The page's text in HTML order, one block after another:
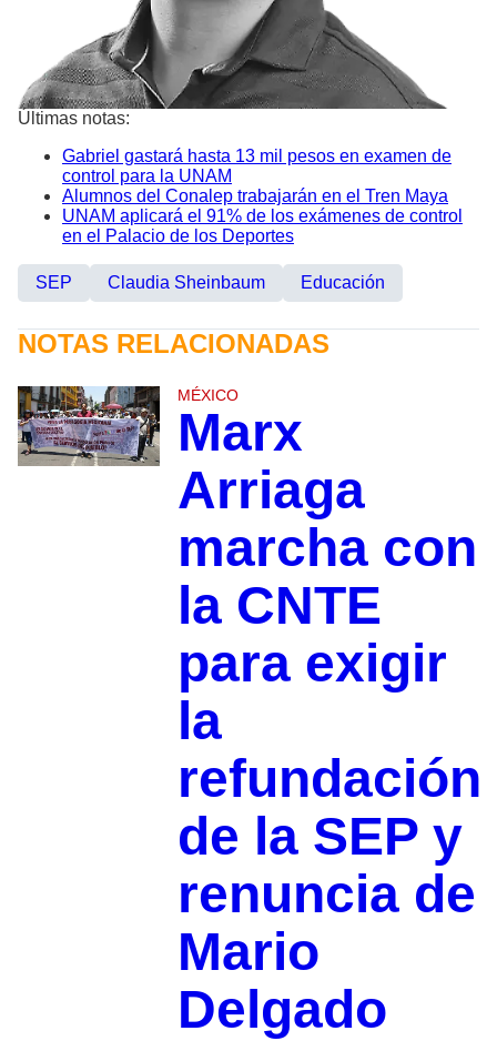
Últimas notas:
Gabriel gastará hasta 13 mil pesos en examen de
control para la UNAM
Alumnos del Conalep trabajarán en el Tren Maya
UNAM aplicará el 91% de los exámenes de control
en el Palacio de los Deportes
SEP Claudia Sheinbaum Educación
NOTAS RELACIONADAS
MÉXICO
Marx
Arriaga
marcha con
la CNTE
para exigir
la
refundación
de la SEP y
renuncia de
Mario
Delgado